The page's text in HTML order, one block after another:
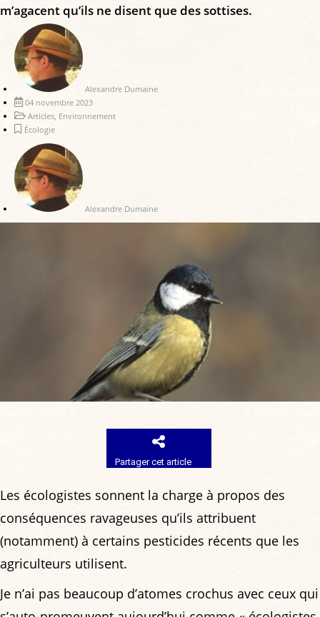
m’agacent qu’ils ne disent que des sottises.
Alexandre Dumaine
04 novembre 2023
Articles Environnement
Écologie
Alexandre Dumaine
Partager cet article
Les écologistes sonnent la charge à propos des
conséquences ravageuses qu’ils attribuent
(notamment) à certains pesticides récents que les
agriculteurs utilisent.
Je n’ai pas beaucoup d’atomes crochus avec ceux qui